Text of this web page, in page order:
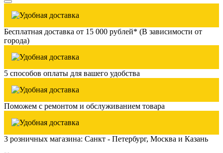
Бесплатная доставка от 15 000 рублей* (В зависимости от
города)
5 способов оплаты для вашего удобства
Поможем с ремонтом и обслуживанием товара
3 розничных магазина: Санкт - Петербург, Москва и Казань